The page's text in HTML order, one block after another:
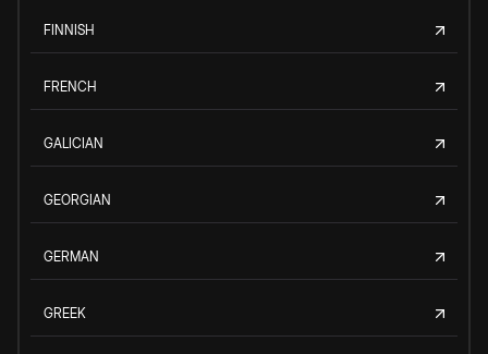
FINNISH
FRENCH
GALICIAN
GEORGIAN
GERMAN
GREEK